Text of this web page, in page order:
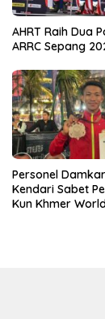
AHRT Raih Dua
ARRC Sepang
Personel
Kendari Sabet
Kun Khmer World